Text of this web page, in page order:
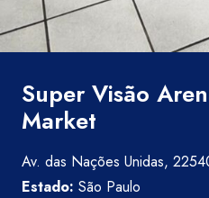
Super Visão
Market
Av. das Nações Unidas,
Estado: São Paulo